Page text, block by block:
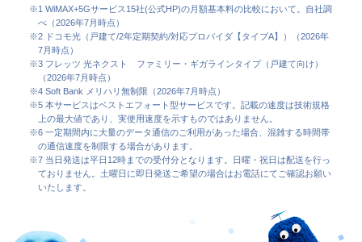
※1 WiMAX+5Gサービス15社(公式HP)の月額基本料の比較において。自社調
べ（2026年7月時点）
※2 ドコモ光（戸建て/2年定期契約/対応プロバイダ【タイプA】）（2026年
7月時点）
※3 フレッツ 光ネクスト ファミリー・ギガラインタイプ（戸建て向け）
（2026年7月時点）
※4 Soft Bank メリハリ無制限（2026年7月時点）
※5 本サービスはベストエフォート型サービスです。記載の速度は技術規格
上の最大値であり、実使用速度を示すものではありません。
※6 一定期間内に大量のデータ通信のご利用があった場合、混雑する時間帯
の通信速度を制限する場合があります。
※7 当日発送は平日12時までの受付分となります。日曜・祝日は配送を行っ
ておりません。土曜日に即日発送ご希望の場合はお電話にてご確認お願い
いたします。